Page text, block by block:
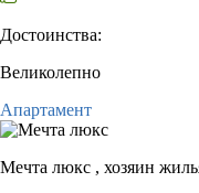
Достоинства:
Великолепно
Апартамент
Мечта люкс , хозяин